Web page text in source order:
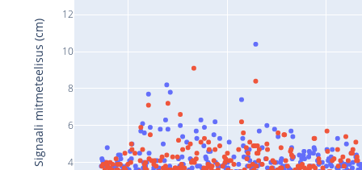
4
6
8
10
12
Signaali mitmeteelisus (cm)